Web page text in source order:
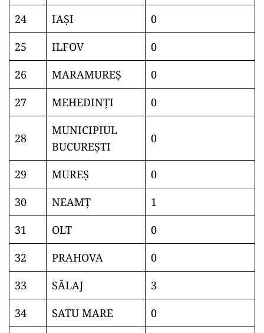
24
IAŞI
0
25
ILFOV
0
26
MARAMUREŞ
0
27
MEHEDINŢI 0
28
MUNICIPIUL
BUCUREŞTI
0
29 MUREŞ
0
30
NEAMŢ
1
31
OLT
0
32
PRAHOVA
0
33
SĂLAJ
3
34
SATU MARE
0